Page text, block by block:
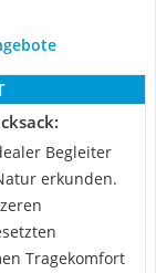
Begleiter
erkunden.
Tragekomfort